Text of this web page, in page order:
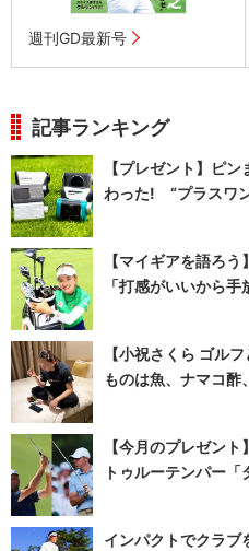
週刊GD最新号
記事ランキング
【プレゼント】ピ
わった! “プラスワ
【マイギアを語ろ
「打感がいいから手
【小祝さくら ゴル
ものは魚、ナマコ酢
【今月のプレゼン
トゥルーテンパー「
インパクトでクラブ